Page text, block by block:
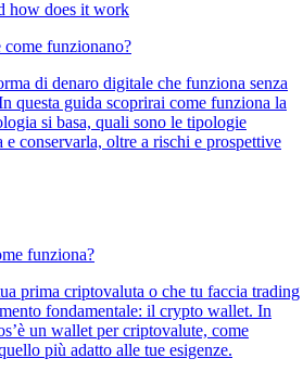
come funzionano?
di denaro digitale che funziona senza
questa guida scoprirai come funziona la
si basa, quali sono le tipologie
conservarla, oltre a rischi e prospettive
funziona?
prima criptovaluta o che tu faccia trading
fondamentale: il crypto wallet. In
un wallet per criptovalute, come
più adatto alle tue esigenze.